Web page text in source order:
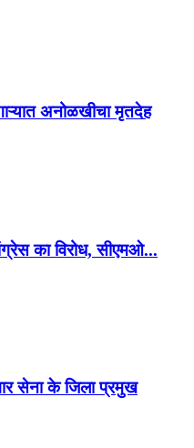
अनोळखीचा मृतदेह
का विरोध, सीएमओ...
सेना के जिला प्रमुख